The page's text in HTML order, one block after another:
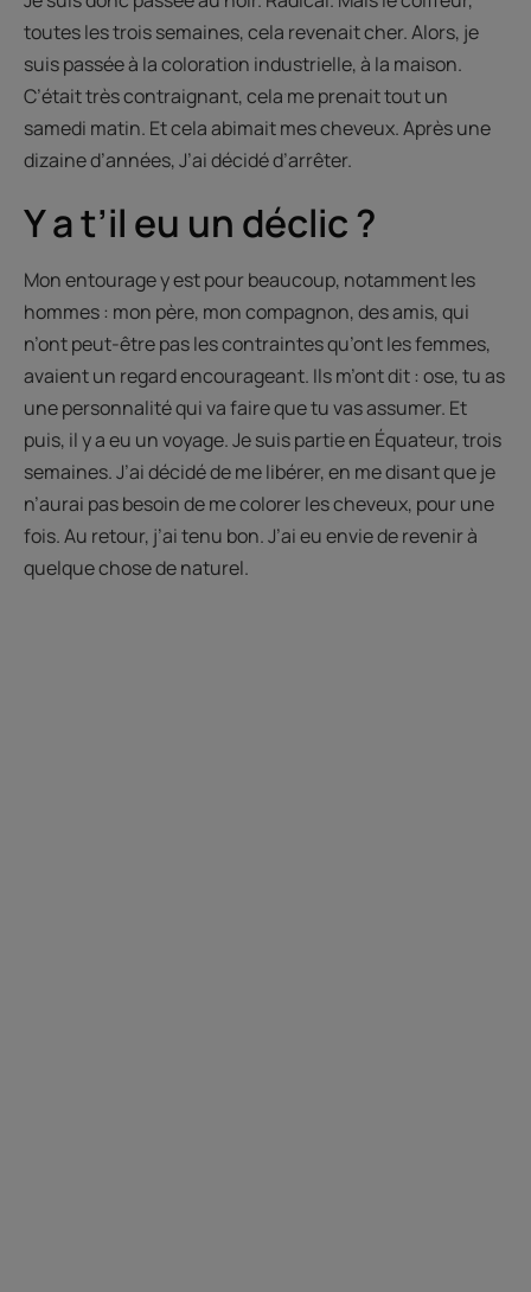
toutes les trois semaines, cela revenait cher. Alors, je
suis passée à la coloration industrielle, à la maison.
C’était très contraignant, cela me prenait tout un
samedi matin. Et cela abimait mes cheveux. Après une
dizaine d’années, J’ai décidé d’arrêter.
Y a t’il eu un déclic ?
Mon entourage y est pour beaucoup, notamment les
hommes : mon père, mon compagnon, des amis, qui
n’ont peut-être pas les contraintes qu’ont les femmes,
avaient un regard encourageant. Ils m’ont dit : ose, tu as
une personnalité qui va faire que tu vas assumer. Et
puis, il y a eu un voyage. Je suis partie en Équateur, trois
semaines. J’ai décidé de me libérer, en me disant que je
n’aurai pas besoin de me colorer les cheveux, pour une
fois. Au retour, j’ai tenu bon. J’ai eu envie de revenir à
quelque chose de naturel.